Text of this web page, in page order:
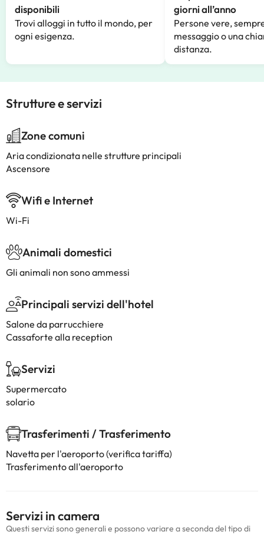
disponibili
Trovi alloggi in tutto il mondo, per
ogni esigenza.
giorni all’anno
Persone vere,
messaggio o una
distanza.
Strutture e servizi
Zone comuni
Aria condizionata nelle strutture principali
Ascensore
Wifi e Internet
Wi-Fi
Animali domestici
Gli animali non sono ammessi
Principali servizi dell'hotel
Salone da parrucchiere
Cassaforte alla reception
Servizi
Supermercato
solario
Trasferimenti / Trasferimento
Navetta per l'aeroporto (verifica tariffa)
Trasferimento all'aeroporto
Servizi in camera
Questi servizi sono generali e possono variare a seconda del tipo di